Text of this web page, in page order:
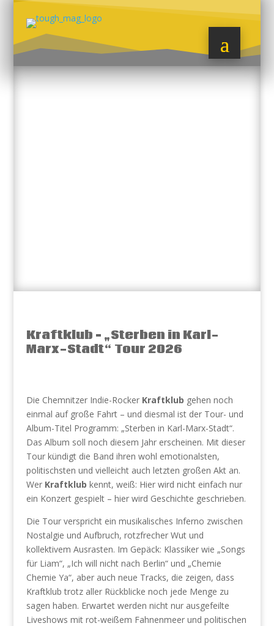
Kraftklub – „Sterben in Karl-
Marx-Stadt“ Tour 2026
Die Chemnitzer Indie-Rocker Kraftklub gehen noch
einmal auf große Fahrt – und diesmal ist der Tour- und
Album-Titel Programm: „Sterben in Karl-Marx-Stadt“.
Das Album soll noch diesem Jahr erscheinen. Mit dieser
Tour kündigt die Band ihren wohl emotionalsten,
politischsten und vielleicht auch letzten großen Akt an.
Wer Kraftklub kennt, weiß: Hier wird nicht einfach nur
ein Konzert gespielt – hier wird Geschichte geschrieben.
Die Tour verspricht ein musikalisches Inferno zwischen
Nostalgie und Aufbruch, rotzfrecher Wut und
kollektivem Ausrasten. Im Gepäck: Klassiker wie „Songs
für Liam“, „Ich will nicht nach Berlin“ und „Chemie
Chemie Ya“, aber auch neue Tracks, die zeigen, dass
Kraftklub trotz aller Rückblicke noch jede Menge zu
sagen haben. Erwartet werden nicht nur ausgefeilte
Liveshows mit rot-weißem Fahnenmeer und politischen